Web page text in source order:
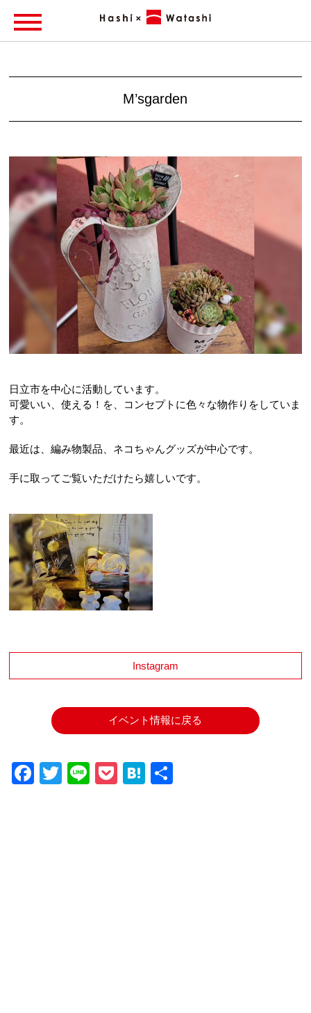
M’sgarden
日立市を中心に活動しています。
可愛いい、使える！を、コンセプトに色々な物作りをしていま
す。
最近は、編み物製品、ネコちゃんグッズが中心です。
手に取ってご覧いただけたら嬉しいです。
Instagram
イベント情報に戻る
Facebook
Twitter
LinePocketHatena